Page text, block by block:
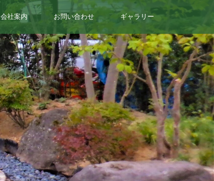
会社案内 お問い合わせ ギャラリー